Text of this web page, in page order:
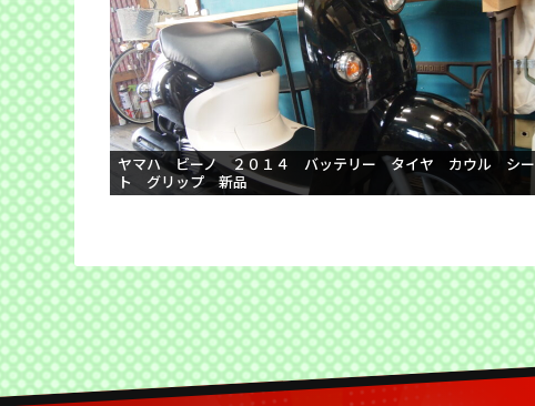
ヤマハ ビーノ ２０１４ バッテリー タイヤ カウル シー
ト グリップ 新品